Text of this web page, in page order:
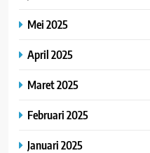
Mei 2025
April 2025
Maret 2025
Februari 2025
Januari 2025